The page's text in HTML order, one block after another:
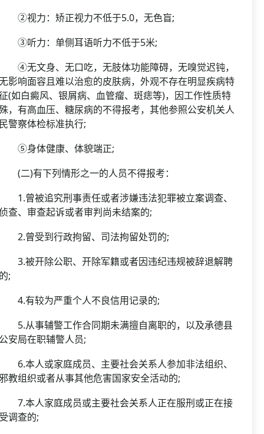
视力：矫正视力不低于5.0，无色盲;
听力：单侧耳语听力不低于5米;
无文身、无口吃，无肢体功能障碍，无嗅觉迟钝，
影响面容且难以治愈的皮肤病，外观不存在明显疾病特
(如白癜风、银屑病、血管瘤、斑痣等)，因工作性质特
，有高血压、糖尿病的不得报考，其他参照公安机关人
警察体检标准执行;
身体健康、体貌端正;
二)有下列情形之一的人员不得报考：
曾被追究刑事责任或者涉嫌违法犯罪被立案调查、
查、审查起诉或者审判尚未结案的;
曾受到行政拘留、司法拘留处罚的;
被开除公职、开除军籍或者因违纪违规被辞退解聘
;
有较为严重个人不良信用记录的;
从事辅警工作合同期未满擅自离职的，以及承德县
安局在职辅警人员;
本人或家庭成员、主要社会关系人参加非法组织、
教组织或者从事其他危害国家安全活动的;
本人家庭成员或主要社会关系人正在服刑或正在接
调查的;